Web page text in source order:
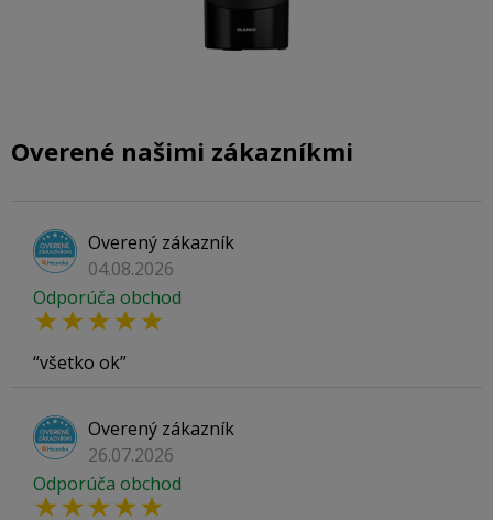
Overené našimi zákazníkmi
Overený zákazník
04.08.2026
Odporúča obchod
všetko ok
Overený zákazník
26.07.2026
Odporúča obchod